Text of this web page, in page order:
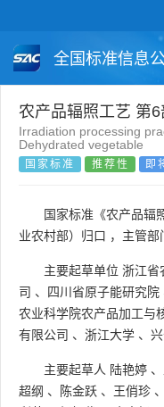
全国标准信息
国家标准
团体标准
农产品辐照工艺 第
Irradiation processing
Dehydrated vegetable
国家标准 推荐性 即
国家标准《农产品辐
业农村部）归口 ，主管部
主要起草单位 浙江省
司 、 四川省原子能研究院
农业科学院农产品加工与
有限公司 、 浙江大学 、
主要起草人 陆艳婷 、
超纲 、 陈金跃 、 王俏珍 、